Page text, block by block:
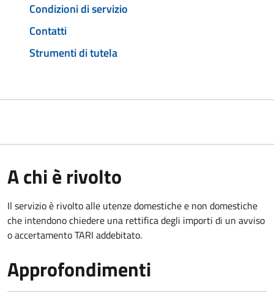
Condizioni di servizio
Contatti
Strumenti di tutela
A chi è rivolto
Il servizio è rivolto alle utenze domestiche e non domestiche
che intendono chiedere una rettifica degli importi di un avviso
o accertamento TARI addebitato.
Approfondimenti